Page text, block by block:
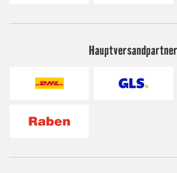
Hauptversandpartner